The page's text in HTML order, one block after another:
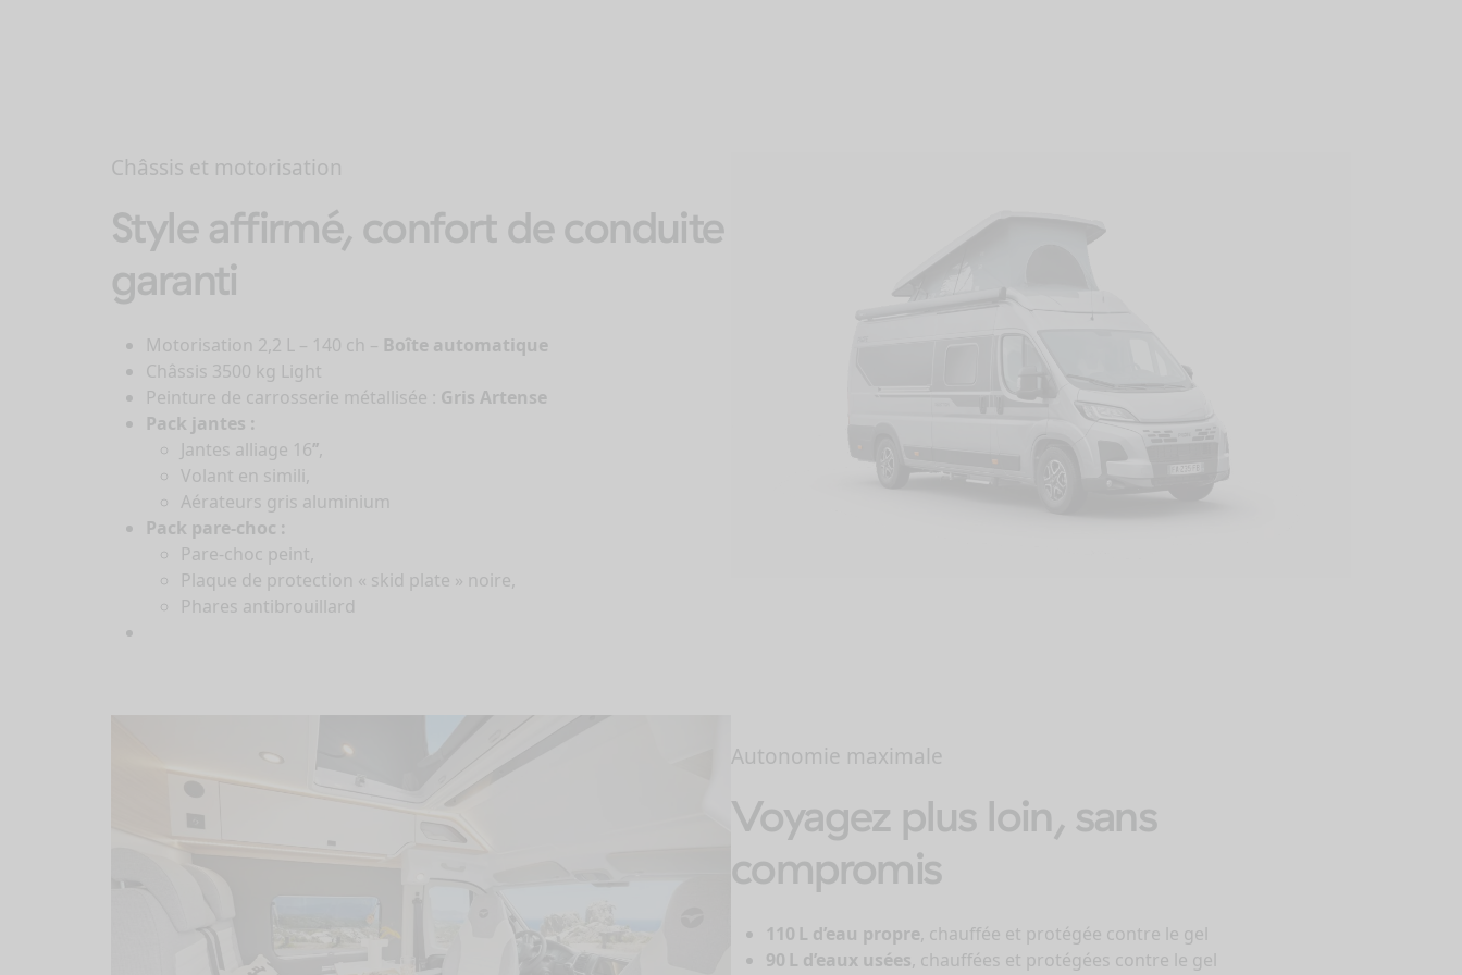
Châssis et motorisation
Style affirmé, confort de conduite
garanti
Motorisation 2,2 L – 140 ch – Boîte automatique
Châssis 3500 kg Light
Peinture de carrosserie métallisée : Gris Artense
Pack jantes :
Jantes alliage 16’’,
Volant en simili,
Aérateurs gris aluminium
Pack pare-choc :
Pare-choc peint,
Plaque de protection « skid plate » noire,
Phares antibrouillard
Autonomie maximale
Voyagez plus loin, sans
compromis
110 L d’eau propre, chauffée et protégée contre le gel
90 L d’eaux usées, chauffées et protégées contre le gel